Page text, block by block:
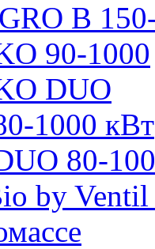
B
90-1000
DUO
1000 кВт
80-
by